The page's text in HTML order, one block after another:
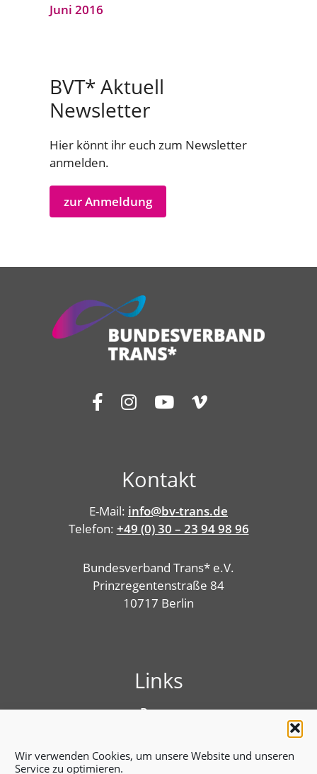
Wir verwenden Cookies, um unsere Website und unseren
Service zu optimieren.
Juni 2016
BVT* Aktuell
Newsletter
Hier könnt ihr euch zum Newsletter
anmelden.
zur Anmeldung
Kontakt
E-Mail: info@bv-trans.de
Telefon: +49 (0) 30 – 23 94 98 96
Bundesverband Trans* e.V.
Prinzregentenstraße 84
10717 Berlin
Links
Presse
Benutzungshinweise